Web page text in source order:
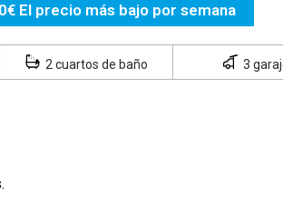
El precio más bajo por semana
2 cuartos de baño 3